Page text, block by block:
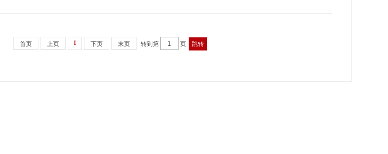
首页 上页 1 下页 末页 转到第 页